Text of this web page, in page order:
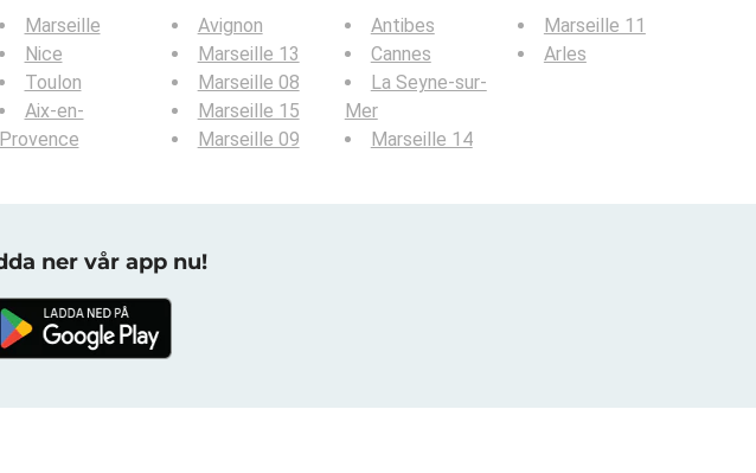
Marseille
Nice
Toulon
Aix-en-
Provence
Avignon
Marseille 13
Marseille 08
Marseille 15
Marseille 09
Antibes
Cannes
La Seyne-sur-
Mer
Marseille 14
Marseille 11
Arles
ner vår app nu!